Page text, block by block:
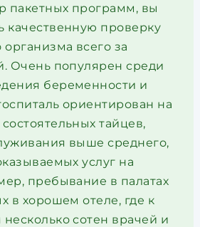
пакетных программ, вы
качественную проверку
организма всего за
Очень популярен среди
беременности и
ориентирован на
тайцев,
выше среднего,
услуг на
пребывание в палатах
в хорошем отеле, где к
сотен врачей и